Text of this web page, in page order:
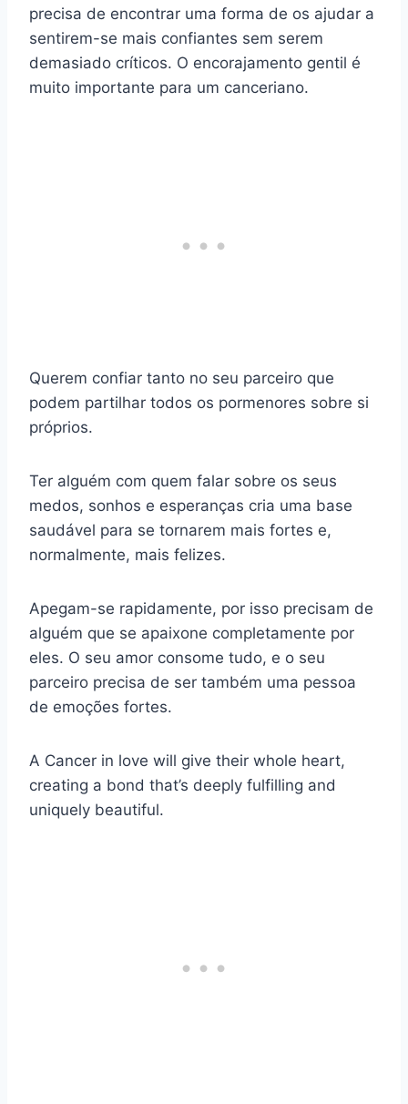
precisa de encontrar uma forma de os ajudar a
sentirem-se mais confiantes sem serem
demasiado críticos. O encorajamento gentil é
muito importante para um canceriano.
Querem confiar tanto no seu parceiro que
podem partilhar todos os pormenores sobre si
próprios.
Ter alguém com quem falar sobre os seus
medos, sonhos e esperanças cria uma base
saudável para se tornarem mais fortes e,
normalmente, mais felizes.
Apegam-se rapidamente, por isso precisam de
alguém que se apaixone completamente por
eles. O seu amor consome tudo, e o seu
parceiro precisa de ser também uma pessoa
de emoções fortes.
A Cancer in love will give their whole heart,
creating a bond that’s deeply fulfilling and
uniquely beautiful.